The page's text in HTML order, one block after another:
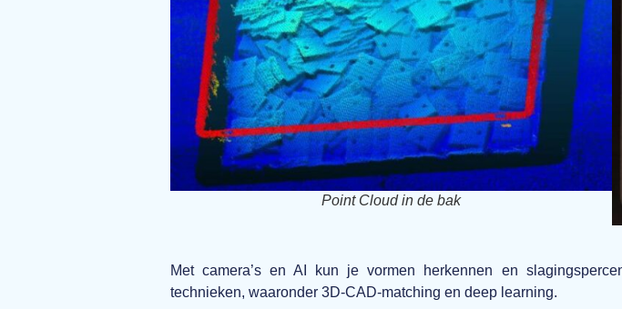
Point Cloud in de bak
Met camera’s en AI kun je vormen herkennen en
technieken, waaronder 3D-CAD-matching en deep learning.